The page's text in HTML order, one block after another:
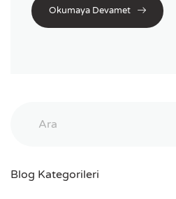
Okumaya Devamet
Blog Kategorileri